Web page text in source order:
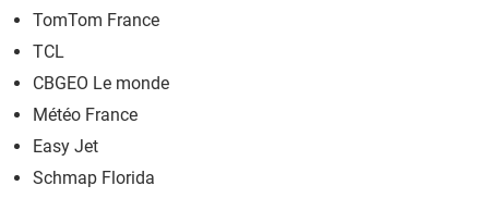
TomTom France
TCL
CBGEO Le monde
Météo France
Easy Jet
Schmap Florida